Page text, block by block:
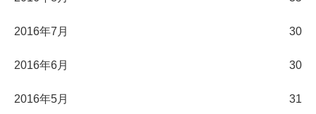
2016年7月 30
2016年6月 30
2016年5月 31